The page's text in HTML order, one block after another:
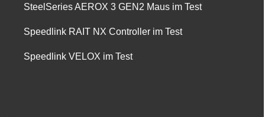
SteelSeries AEROX 3 GEN2 Maus im Test
Speedlink RAIT NX Controller im Test
Speedlink VELOX im Test